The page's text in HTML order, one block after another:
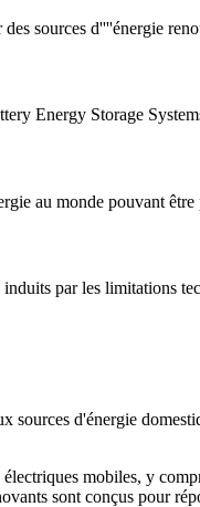
sources d''''énergie
Energy Storage
au monde pouvant être
induits par les limitations
sources d'énergie
mobiles, y
sont conçus pour